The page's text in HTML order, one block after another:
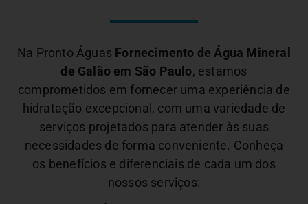
Na Pronto Águas Fornecimento de Água Mineral
de Galão em São Paulo, estamos
comprometidos em fornecer uma experiência de
hidratação excepcional, com uma variedade de
serviços projetados para atender às suas
necessidades de forma conveniente. Conheça
os benefícios e diferenciais de cada um dos
nossos serviços: